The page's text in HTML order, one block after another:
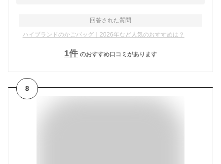
回答された質問
ハイブランドのかごバッグ｜2026年など人気のおすすめは？
1件 のおすすめ口コミがあります
8